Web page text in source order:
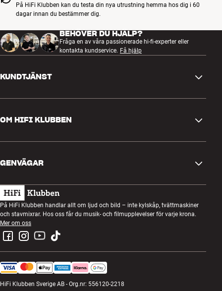
På HiFi Klubben kan du testa din nya utrustning hemma hos dig i 60
dagar innan du bestämmer dig.
BEHÖVER DU HJÄLP?
Fråga en av våra passionerade hi-fi-experter eller
kontakta kundservice. Få hjälp
KUNDTJÄNST
Retur och reklamation
Ångra beställning
Köpvillkor
Integritetspolicy
OM HIFI KLUBBEN
Kundklubb
Lyssnarkväll
Tävlingar
Jobb i HiFi Klubben
GENVÄGAR
Presentkort
Bygg med ljud
Montering och installation
Retur av elavfall
Produktrecensioner
På HiFi Klubben handlar allt om ljud och bild – inte kylskåp, tvättmaskiner
och stavmixrar. Hos oss får du musik- och filmupplevelser för varje krona.
Mer om oss
HiFi Klubben Sverige AB - Org.nr: 556120-2218